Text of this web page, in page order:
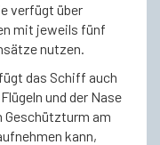
verfügt über
mit jeweils fünf
nutzen.
das Schiff auch
und der Nase
Geschützturm am
kann,